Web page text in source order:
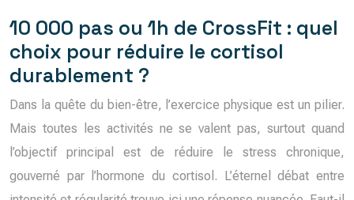
10 000 pas ou 1h de CrossFit : quel
choix pour réduire le cortisol
durablement ?
Dans la quête du bien-être, l’exercice physique est un pilier.
Mais toutes les activités ne se valent pas, surtout quand
l’objectif principal est de réduire le stress chronique,
gouverné par l’hormone du cortisol. L’éternel débat entre